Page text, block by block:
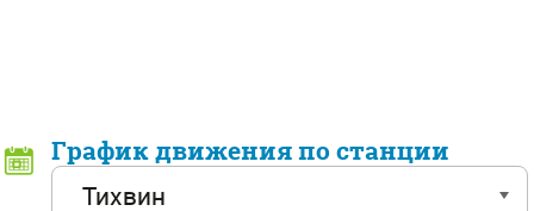
График движения по станции